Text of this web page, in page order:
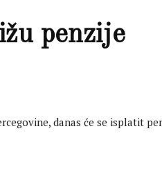
penzije
danas će se isplatit